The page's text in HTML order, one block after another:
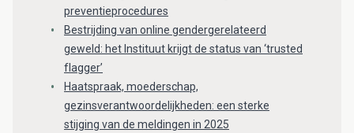
preventieprocedures
Bestrijding van online gendergerelateerd
geweld: het Instituut krijgt de status van ‘trusted
flagger’
Haatspraak, moederschap,
gezinsverantwoordelijkheden: een sterke
stijging van de meldingen in 2025